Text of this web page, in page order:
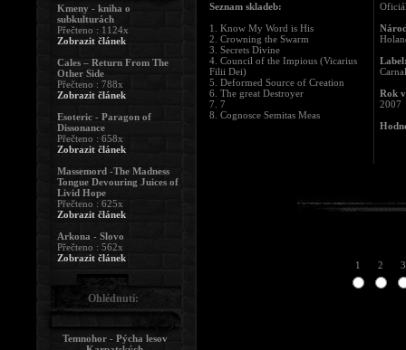
Seznam skladeb:
1. Know My Word is His
2. Crowning the Swarm
3. Secrets Divine
4. Council of the Impious (Vicarius
Filii Dei)
5. Deformed Source of Creation
6. The great Destroyer
7. 7
8. Cognosce Semitas Meas
Rok
2007
1 2 3
Kmeny - kniha o
subkulturách
Přečteno : 1124x
Zobrazit článek
Cales – Return From The
Other Side
Přečteno : 788x
Zobrazit článek
Esoteric - Paragon of
Dissonance
Přečteno : 658x
Zobrazit článek
Massemord -The Madness
Tongue Devouring Juices of
Livid Hope
Přečteno : 625x
Zobrazit článek
Arkona - Slovo
Přečteno : 562x
Zobrazit článek
Ohlédnutí:
Temnohor - Pýcha lesov